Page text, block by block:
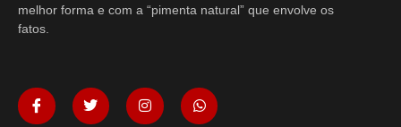
melhor forma e com a “pimenta natural” que envolve os
fatos.